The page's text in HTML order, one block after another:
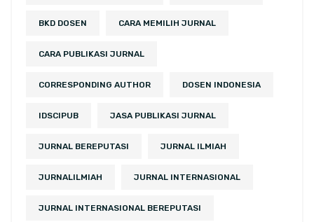
BKD DOSEN CARA MEMILIH JURNAL
CARA PUBLIKASI JURNAL
CORRESPONDING AUTHOR DOSEN INDONESIA
IDSCIPUB JASA PUBLIKASI JURNAL
JURNAL BEREPUTASI JURNAL ILMIAH
JURNALILMIAH JURNAL INTERNASIONAL
JURNAL INTERNASIONAL BEREPUTASI